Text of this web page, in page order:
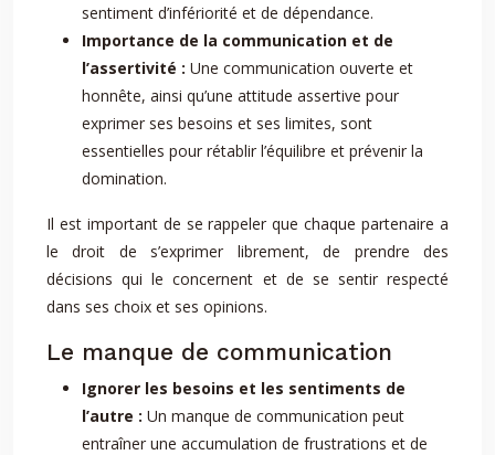
sentiment d’infériorité et de dépendance.
Importance de la communication et de
l’assertivité : Une communication ouverte et
honnête, ainsi qu’une attitude assertive pour
exprimer ses besoins et ses limites, sont
essentielles pour rétablir l’équilibre et prévenir la
domination.
Il est important de se rappeler que chaque partenaire a
le droit de s’exprimer librement, de prendre des
décisions qui le concernent et de se sentir respecté
dans ses choix et ses opinions.
Le manque de communication
Ignorer les besoins et les sentiments de
l’autre : Un manque de communication peut
entraîner une accumulation de frustrations et de